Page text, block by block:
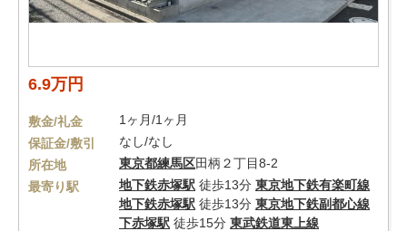
6.9万円
敷金/礼金
1ヶ月/1ヶ月
保証金/敷引
なし/なし
所在地
東京都練馬区田柄２丁目8-2
最寄り駅
地下鉄赤塚駅 徒歩13分 東京地下鉄有楽町線
地下鉄赤塚駅 徒歩13分 東京地下鉄副都心線
下赤塚駅 徒歩15分 東武鉄道東上線